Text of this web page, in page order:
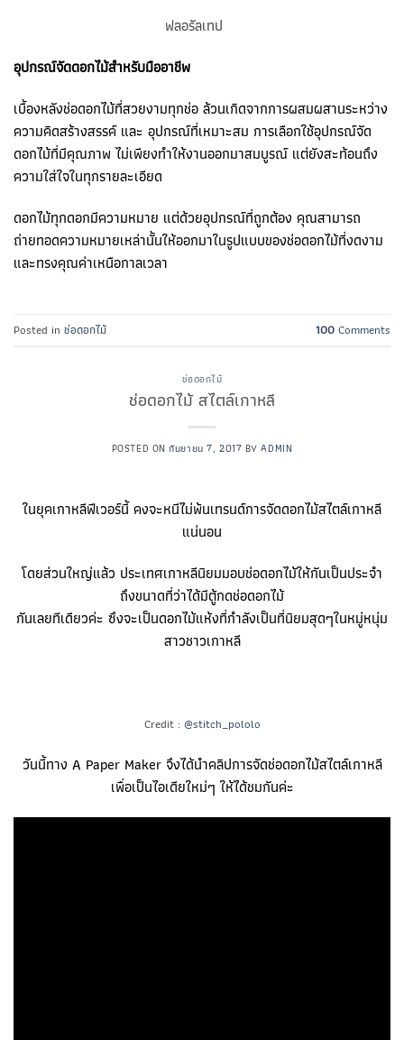
ฟลอรัลเทป
อุปกรณ์จัดดอกไม้สำหรับมืออาชีพ
เบื้องหลังช่อดอกไม้ที่สวยงามทุกช่อ ล้วนเกิดจากการผสมผสานระหว่าง
ความคิดสร้างสรรค์ และ อุปกรณ์ที่เหมาะสม การเลือกใช้อุปกรณ์จัด
ดอกไม้ที่มีคุณภาพ ไม่เพียงทำให้งานออกมาสมบูรณ์ แต่ยังสะท้อนถึง
ความใส่ใจในทุกรายละเอียด
ดอกไม้ทุกดอกมีความหมาย แต่ด้วยอุปกรณ์ที่ถูกต้อง คุณสามารถ
ถ่ายทอดความหมายเหล่านั้นให้ออกมาในรูปแบบของช่อดอกไม้ที่งดงาม
และทรงคุณค่าเหนือกาลเวลา
Posted in ช่อดอกไม้ 100Comments
ช่อดอกไม้
ช่อดอกไม้ สไตล์เกาหลี
POSTED ONกันยายน 7, 2017 BYADMIN
ในยุคเกาหลีฟีเวอร์นี้ คงจะหนีไม่พ้นเทรนด์การจัดดอกไม้สไตล์เกาหลี
แน่นอน
โดยส่วนใหญ่แล้ว ประเทศเกาหลีนิยมมอบช่อดอกไม้ให้กันเป็นประจำ
ถึงขนาดที่ว่าได้มีตู้กดช่อดอกไม้
กันเลยทีเดียวค่ะ ซึงจะเป็นดอกไม้แห้งที่กำลังเป็นที่นิยมสุดๆในหมู่หนุ่ม
สาวชาวเกาหลี
Credit :@stitch_pololo
วันนี้ทาง A Paper Maker จึงได้นำคลิปการจัดช่อดอกไม้สไตล์เกาหลี
เพื่อเป็นไอเดียใหม่ๆ ให้ได้ชมกันค่ะ